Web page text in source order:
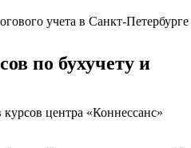
по бухучету и
центра «Коннессанс»